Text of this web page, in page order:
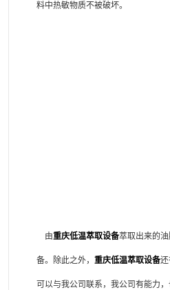
料中热敏物质不被破坏。
由重庆低温萃取设备萃取出来的
备。除此之外， 重庆低温萃取设备
可以与我公司联系，我公司有能力